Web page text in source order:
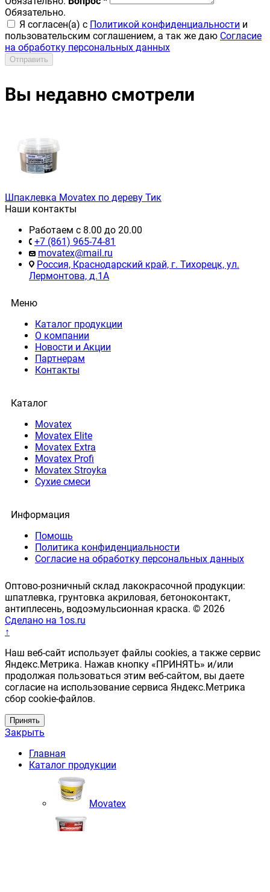
Обязательно.
Я согласен(a) с Политикой конфиденциальности и
пользовательским соглашением, а так же даю Согласие
на обработку персональных данных
Отправить
Вы недавно смотрели
Шпаклевка Movatex по дереву Тик
Наши контакты
Работаем c 8.00 до 20.00
+7 (861) 965-74-81
movatex@mail.ru
Россия, Краснодарский край, г. Тихорецк, ул.
Лермонтова, д.1А
Меню
Каталог продукции
О компании
Новости и Акции
Партнерам
Контакты
Каталог
Movatex
Movatex Elite
Movatex Extra
Movatex Profi
Movatex Stroyka
Сухие смеси
Информация
Помощь
Политика конфиденциальности
Согласие на обработку персональных данных
Оптово-розничный склад лакокрасочной продукции:
шпатлевка, грунтовка акриловая, бетоноконтакт,
антиплесень, водоэмульсионная краска. © 2026
Сделано на 1os.ru
↑
Наш веб-сайт использует файлы cookies, а также сервис
Яндекс.Метрика. Нажав кнопку «ПРИНЯТЬ» и/или
продолжая пользоваться этим веб-сайтом, вы даете
согласие на использование сервиса Яндекс.Метрика
сбор cookie-файлов.
Принять
Закрыть
Главная
Каталог продукции
Movatex